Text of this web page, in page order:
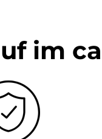
im